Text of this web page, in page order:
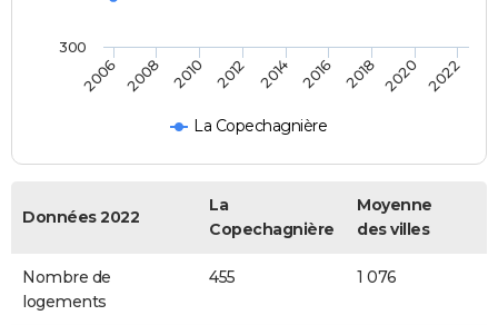
La Copechagnière
2006 2008 2010 2012 2014 2016 2018 2020 2022
300
Données 2022
La
Copechagnière
Moyenne
des villes
Nombre de
logements
455 1 076